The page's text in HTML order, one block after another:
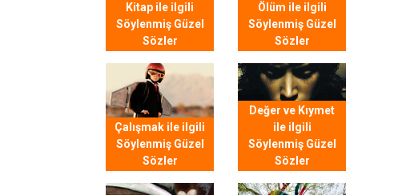
Kitap ile ilgili
Söylenmiş Güzel
Sözler
Ölüm ile ilgili
Söylenmiş Güzel
Sözler
Çalışmak ile ilgili
Söylenmiş Güzel
Sözler
Değer ve Kıymet
ile ilgili
Söylenmiş Güzel
Sözler